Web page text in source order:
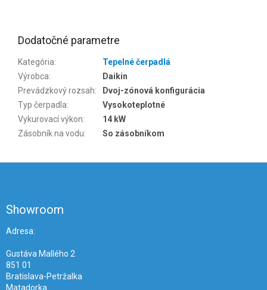
Dodatočné parametre
Kategória:
Tepelné čerpadlá
Výrobca:
Daikin
Prevádzkový rozsah:
Dvoj-zónová konfigurácia
Typ čerpadla:
Vysokoteplotné
Vykurovací výkon:
14 kW
Zásobník na vodu: So zásobníkom
Showroom
Adresa:
Gustáva Mallého 2
851 01
Bratislava-Petržalka
Matadorka